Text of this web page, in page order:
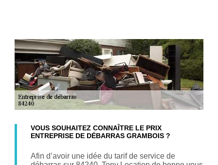
VOUS SOUHAITEZ CONNAÎTRE LE PRIX
ENTREPRISE DE DÉBARRAS GRAMBOIS ?
Afin d’avoir une idée du tarif de service de